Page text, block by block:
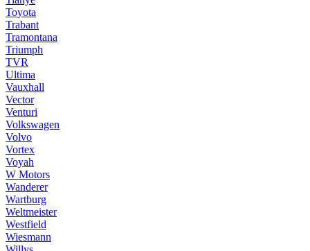
Toyota
Trabant
Tramontana
Triumph
TVR
Ultima
Vauxhall
Vector
Venturi
Volkswagen
Volvo
Vortex
Voyah
W Motors
Wanderer
Wartburg
Weltmeister
Westfield
Wiesmann